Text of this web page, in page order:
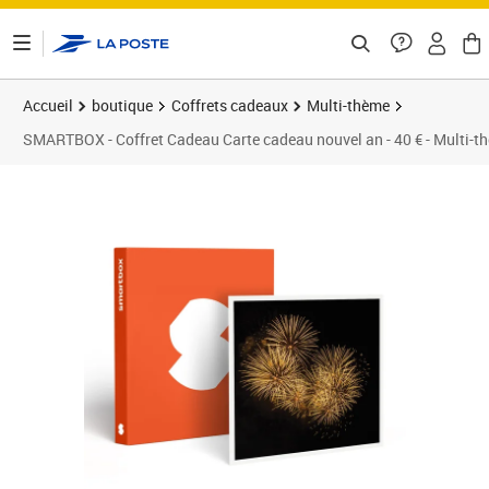
Accueil boutique Coffrets cadeaux
Multi-thème
SMARTBOX - Coffret Cadeau Carte cadeau nouvel an - 40 € - Multi-